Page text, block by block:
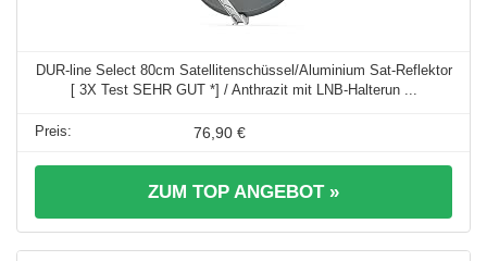
DUR-line Select 80cm Satellitenschüssel/Aluminium Sat-Reflektor
[ 3X Test SEHR GUT *] / Anthrazit mit LNB-Halterun ...
76,90 €
ZUM TOP ANGEBOT »